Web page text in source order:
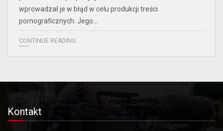
wprowadzał je w błąd w celu produkcji treści
pornograficznych. Jego…
CONTINUE READING
Kontakt